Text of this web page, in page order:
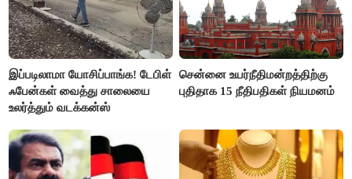
இப்படிலாமா யோசிப்பாங்க! டேபிள்
ஃபேன்கள் வைத்து சாலையை
உலர்த்தும் வடக்கன்ஸ்
சென்னை உயர்நீதிமன்றத்திற்கு
புதிதாக 15 நீதிபதிகள் நியமனம்